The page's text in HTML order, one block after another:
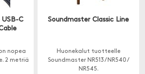
C
nopea
2 metriä
Soundmaster Classic Line
Huonekalut tuotteelle
Soundmaster NR513 / NR540 /
NR545.